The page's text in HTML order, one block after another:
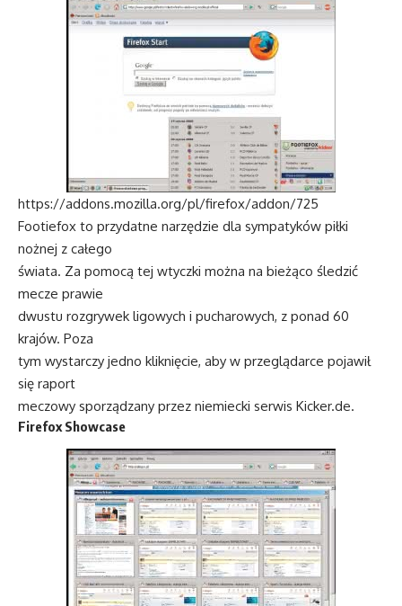
https://addons.mozilla.org/pl/firefox/addon/725
Footiefox to przydatne narzędzie dla sympatyków piłki
nożnej z całego
świata. Za pomocą tej wtyczki można na bieżąco śledzić
mecze prawie
dwustu rozgrywek ligowych i pucharowych, z ponad 60
krajów. Poza
tym wystarczy jedno kliknięcie, aby w przeglądarce pojawił
się raport
meczowy sporządzany przez niemiecki serwis Kicker.de.
Firefox Showcase